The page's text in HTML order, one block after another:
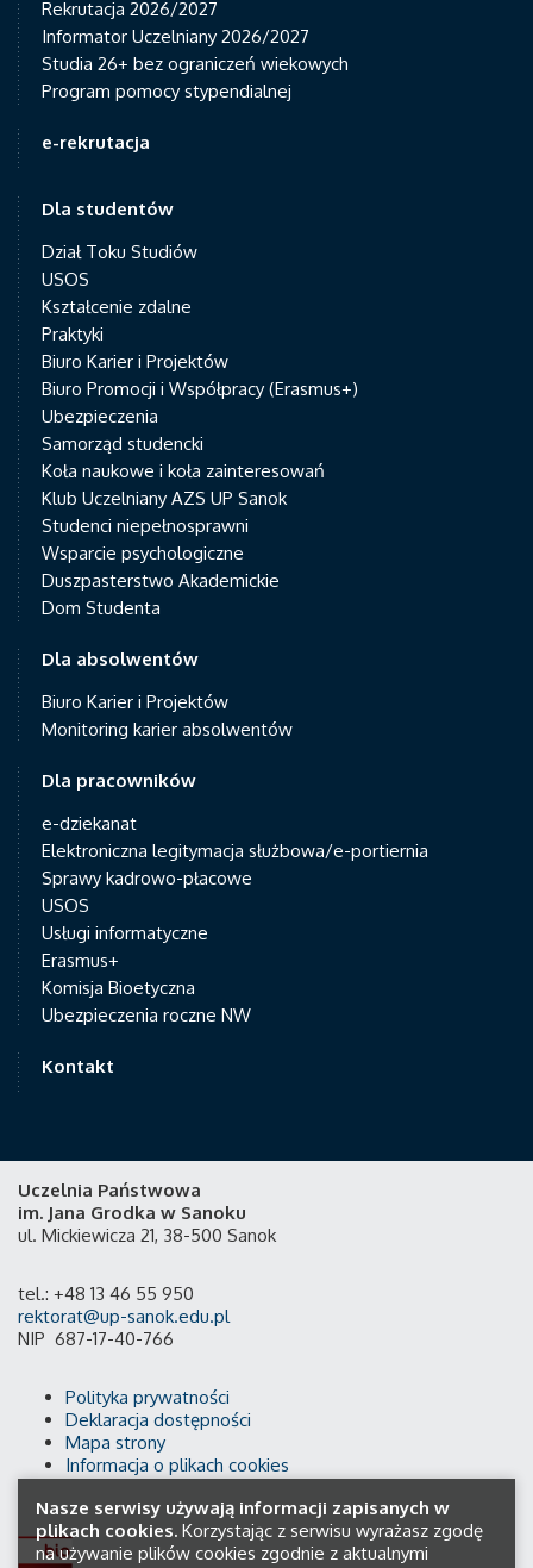
Rekrutacja 2026/2027
Informator Uczelniany 2026/2027
Studia 26+ bez ograniczeń wiekowych
Program pomocy stypendialnej
e-rekrutacja
Dla studentów
Dział Toku Studiów
USOS
Kształcenie zdalne
Praktyki
Biuro Karier i Projektów
Biuro Promocji i Współpracy (Erasmus+)
Ubezpieczenia
Samorząd studencki
Koła naukowe i koła zainteresowań
Klub Uczelniany AZS UP Sanok
Studenci niepełnosprawni
Wsparcie psychologiczne
Duszpasterstwo Akademickie
Dom Studenta
Dla absolwentów
Biuro Karier i Projektów
Monitoring karier absolwentów
Dla pracowników
e-dziekanat
Elektroniczna legitymacja służbowa/e-portiernia
Sprawy kadrowo-płacowe
USOS
Usługi informatyczne
Erasmus+
Komisja Bioetyczna
Ubezpieczenia roczne NW
Kontakt
Uczelnia Państwowa
im. Jana Grodka w Sanoku
ul. Mickiewicza 21, 38-500 Sanok
tel.: +48 13 46 55 950
rektorat@up-sanok.edu.pl
NIP 687-17-40-766
Polityka prywatności
Deklaracja dostępności
Mapa strony
Informacja o plikach cookies
Nasze serwisy używają informacji zapisanych w
plikach cookies. Korzystając z serwisu wyrażasz zgodę
na używanie plików cookies zgodnie z aktualnymi